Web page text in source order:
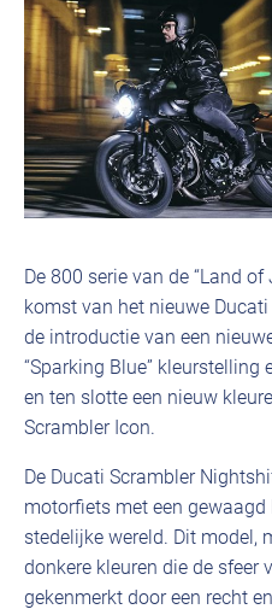
De 800 serie van de “Land
komst van het nieuwe
de introductie van een
“Sparking Blue”
en ten slotte een nieuw
Scrambler Icon.
De Ducati Scrambler
motorfiets met een gewaagd
stedelijke wereld. Dit model,
donkere kleuren die de sfeer
gekenmerkt door een recht